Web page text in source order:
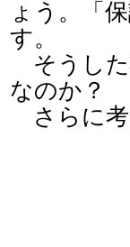
ょう。「
す。
そうした
なのか？
さらに考